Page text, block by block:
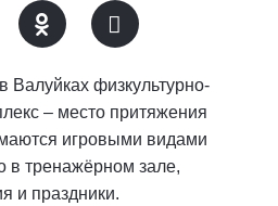
Валуйках физкультурно-
– место притяжения
игровыми видами
в тренажёрном зале,
и праздники.